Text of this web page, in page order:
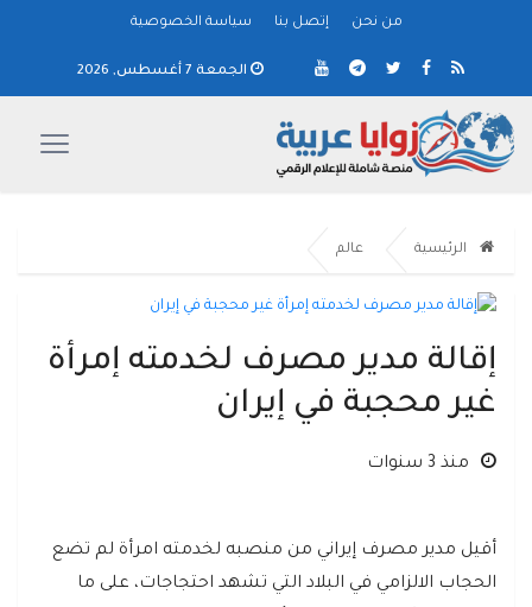
من نحن إتصل بنا سياسة الخصوصية
الجمعة 7 أغسطس, 2026
الرئيسية عالم
إقالة مدير مصرف لخدمته إمرأة
غير محجبة في إيران
منذ 3 سنوات
أقيل مدير مصرف إيراني من منصبه لخدمته امرأة لم تضع
الحجاب الالزامي في البلاد التي تشهد احتجاجات، على ما